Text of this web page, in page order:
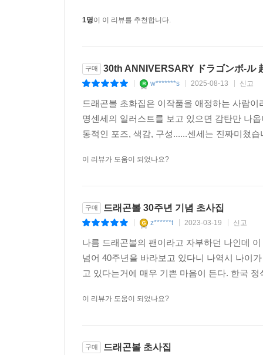
1명이 이 리뷰를 추천합니다.
구매 30th ANNIVERSARY ドラゴンボ-ル
w*******s 2025-08-13 신고
드래곤볼 초화집은 이작품을 애정하는 사람
명센세의 일러스트를 보고 있으면 감탄만 나
동적인 포즈, 색감, 구성......센세는 진짜미쳤
이 리뷰가 도움이 되었나요?
구매 드래곤볼 30주년 기념 초사집
z******t 2023-03-19 신고
나름 드래곤볼의 팬이라고 자부하던 나인데
넘어 40주년을 바라보고 있다니 나역시 나이
고 있다는거에 매우 기쁜 마음이 든다. 한국
이 리뷰가 도움이 되었나요?
구매 드래곤볼 초사집